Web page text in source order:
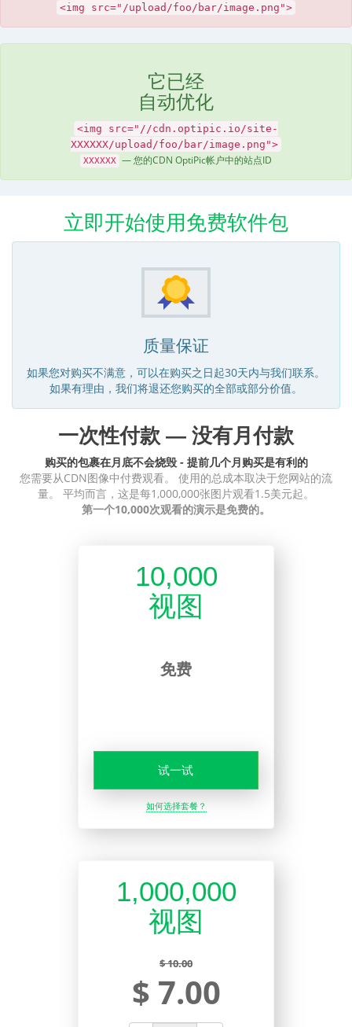
<img src="/upload/foo/bar/image.png">
它已经
自动优化
<img src="//cdn.optipic.io/site-
XXXXXX/upload/foo/bar/image.png">
XXXXXX — 您的CDN OptiPic帐户中的站点ID
立即开始使用免费软件包
质量保证
如果您对购买不满意，可以在购买之日起30天内与我们联系。
如果有理由，我们将退还您购买的全部或部分价值。
一次性付款 — 没有月付款
购买的包裹在月底不会烧毁 - 提前几个月购买是有利的
您需要从CDN图像中付费观看。 使用的总成本取决于您网站的流
量。 平均而言，这是每1,000,000张图片观看1.5美元起。
第一个10,000次观看的演示是免费的。
10,000
视图
免费
试一试
如何选择套餐？
1,000,000
视图
$ 10.00
$ 7.00